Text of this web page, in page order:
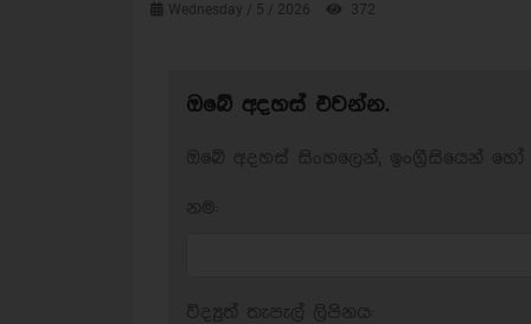
Wednesday / 5 / 2026 372
ඔබේ අදහස් එවන්න.